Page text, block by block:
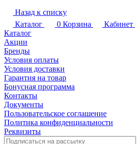
Назад к списку
Каталог
0 Корзина Кабинет
Каталог
Акции
Бренды
Условия оплаты
Условия доставки
Гарантия на товар
Бонусная программа
Контакты
Документы
Пользовательское соглашение
Политика конфиденциальности
Реквизиты